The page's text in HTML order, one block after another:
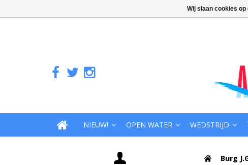
NIEUW! OPEN WATER WEDSTRIJD
Burg
Wij slaan cookies